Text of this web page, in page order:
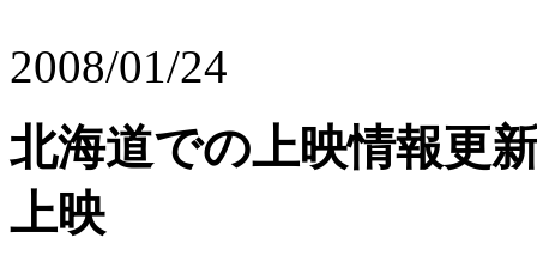
2008/01/24
北海道での上映情報更
上映